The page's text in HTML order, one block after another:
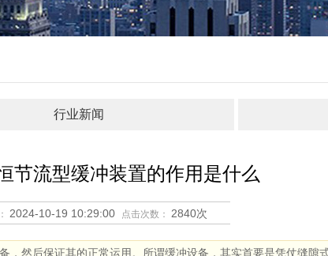
行业新闻
节流型缓冲装置的作用是什么
2024-10-19 10:29:00 点击次数： 2840次
然后保证其的正常运用。所谓缓冲设备，其实首要是凭仗缝隙